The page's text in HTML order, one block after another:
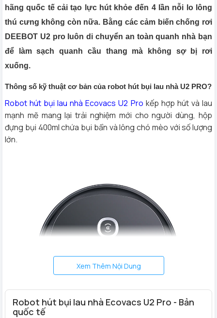
hãng quốc tế cải tạo lực hút khỏe đến 4 lần nỗi lo lông
thú cưng không còn nữa. Bằng các cảm biến chống rơi
DEEBOT U2 pro luôn di chuyển an toàn quanh nhà bạn
để làm sạch quanh cầu thang mà không sợ bị rơi
xuống.
Thông số kỹ thuật cơ bản của robot hút bụi lau nhà U2 PRO?
Robot hút bụi lau nhà Ecovacs U2 Pro kếp hợp hút và lau
mạnh mẽ mang lại trải nghiệm mới cho người dùng, hộp
đựng bụi 400ml chứa bụi bẩn và lông chó mèo với số lượng
lớn.
Xem Thêm Nội Dung
Robot hút bụi lau nhà Ecovacs U2 Pro - Bản
quốc tế